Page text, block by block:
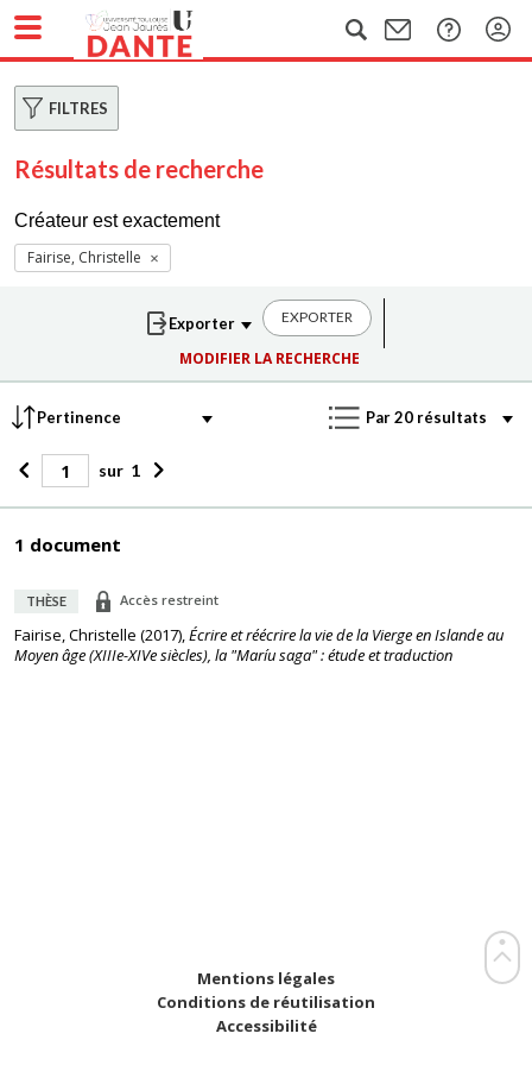
FILTRES
Résultats de recherche
Créateur est exactement
Fairise, Christelle
EXPORTER
MODIFIER LA RECHERCHE
sur 1
1 document
THÈSE Accès restreint
Fairise, Christelle (2017),Écrire et réécrire la vie de la Vierge en Islande au
Moyen âge (XIIIe-XIVe siècles), la "Maríu saga" : étude et traduction
Mentions légales
Conditions de réutilisation
Accessibilité